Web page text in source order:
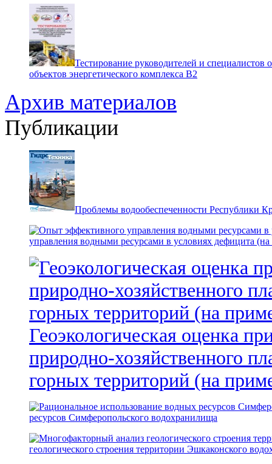
Тестирование руководителей и специалистов
объектов энергетического комплекса В2
Архив материалов
Публикации
Проблемы водообеспеченности Республики
управления водными ресурсами в условиях дефицита
Геоэкологическая оценка
природно-хозяйственного
горных территорий (на
ресурсов Симферопольского водохранилища
геологического строения территории Эшкаконского